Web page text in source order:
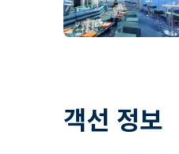
객선 정보